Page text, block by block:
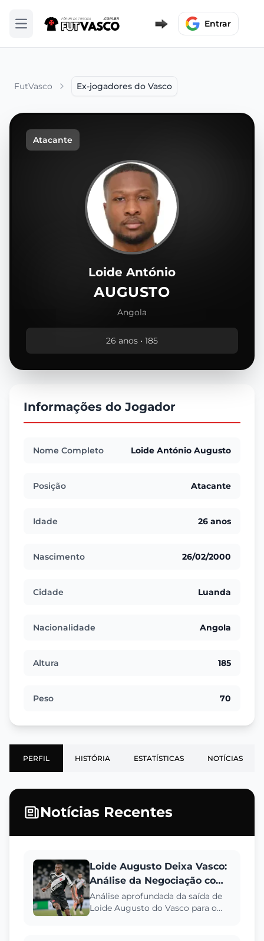
Abrir menu Entrar
FutVasco Ex-jogadores do Vasco
Atacante
Loide António
AUGUSTO
Angola
26 anos • 185
Informações do Jogador
Nome Completo Loide António Augusto
Posição Atacante
Idade 26 anos
Nascimento 26/02/2000
Cidade Luanda
Nacionalidade Angola
Altura 185
Peso 70
PERFIL HISTÓRIA ESTATÍSTICAS NOTÍCIAS
Notícias Recentes
Loide Augusto Deixa Vasco:
Análise da Negociação com
Rizespor
Análise aprofundada da saída de
Loide Augusto do Vasco para o